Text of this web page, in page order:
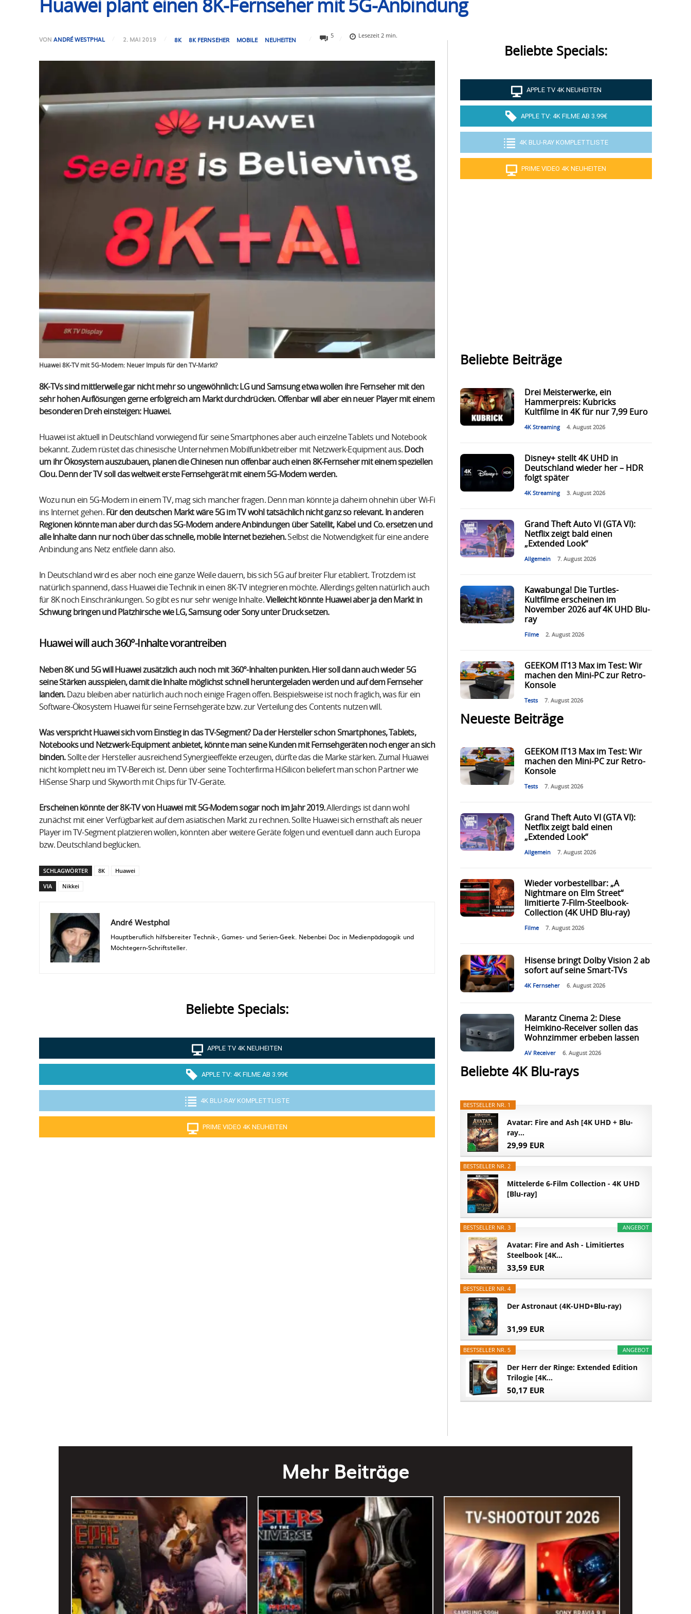
Huawei plant einen 8K-Fernseher mit 5G-Anbindung
VON ANDRÉ WESTPHAL 2. MAI 2019 8K 8K FERNSEHER MOBILE NEUHEITEN
5 Lesezeit2 min.
Huawei 8K-TV mit 5G-Modem: Neuer Impuls für den TV-Markt?
8K-TVs sind mittlerweile gar nicht mehr so ungewöhnlich: LG und Samsung etwa wollen ihre Fernseher mit den
sehr hohen Auflösungen gerne erfolgreich am Markt durchdrücken. Offenbar will aber ein neuer Player mit einem
besonderen Dreh einsteigen: Huawei.
Huawei ist aktuell in Deutschland vorwiegend für seine Smartphones aber auch einzelne Tablets und Notebook
bekannt. Zudem rüstet das chinesische Unternehmen Mobilfunkbetreiber mit Netzwerk-Equipment aus. Doch
um ihr Ökosystem auszubauen, planen die Chinesen nun offenbar auch einen 8K-Fernseher mit einem speziellen
Clou. Denn der TV soll das weltweit erste Fernsehgerät mit einem 5G-Modem werden.
Wozu nun ein 5G-Modem in einem TV, mag sich mancher fragen. Denn man könnte ja daheim ohnehin über Wi-Fi
ins Internet gehen. Für den deutschen Markt wäre 5G im TV wohl tatsächlich nicht ganz so relevant. In anderen
Regionen könnte man aber durch das 5G-Modem andere Anbindungen über Satellit, Kabel und Co. ersetzen und
alle Inhalte dann nur noch über das schnelle, mobile Internet beziehen.Selbst die Notwendigkeit für eine andere
Anbindung ans Netz entfiele dann also.
In Deutschland wird es aber noch eine ganze Weile dauern, bis sich 5G auf breiter Flur etabliert. Trotzdem ist
natürlich spannend, dass Huawei die Technik in einen 8K-TV integrieren möchte. Allerdings gelten natürlich auch
für 8K noch Einschränkungen. So gibt es nur sehr wenige Inhalte.Vielleicht könnte Huawei aber ja den Markt in
Schwung bringen und Platzhirsche wie LG, Samsung oder Sony unter Druck setzen.
Huawei will auch 360°-Inhalte vorantreiben
Neben 8K und 5G will Huawei zusätzlich auch noch mit 360°-Inhalten punkten. Hier soll dann auch wieder 5G
seine Stärken ausspielen, damit die Inhalte möglichst schnell heruntergeladen werden und auf dem Fernseher
landen.Dazu bleiben aber natürlich auch noch einige Fragen offen. Beispielsweise ist noch fraglich, was für ein
Software-Ökosystem Huawei für seine Fernsehgeräte bzw. zur Verteilung des Contents nutzen will.
Was verspricht Huawei sich vom Einstieg in das TV-Segment? Da der Hersteller schon Smartphones, Tablets,
Notebooks und Netzwerk-Equipment anbietet, könnte man seine Kunden mit Fernsehgeräten noch enger an sich
binden.Sollte der Hersteller ausreichend Synergieeffekte erzeugen, dürfte das die Marke stärken. Zumal Huawei
nicht komplett neu im TV-Bereich ist. Denn über seine Tochterfirma HiSilicon beliefert man schon Partner wie
HiSense Sharp und Skyworth mit Chips für TV-Geräte.
Erscheinen könnte der 8K-TV von Huawei mit 5G-Modem sogar noch im Jahr 2019.Allerdings ist dann wohl
zunächst mit einer Verfügbarkeit auf dem asiatischen Markt zu rechnen. Sollte Huawei sich ernsthaft als neuer
Player im TV-Segment platzieren wollen, könnten aber weitere Geräte folgen und eventuell dann auch Europa
bzw. Deutschland beglücken.
SCHLAGWÖRTER 8K
Huawei
VIA
Nikkei
André Westphal
Hauptberuflich hilfsbereiter Technik-, Games- und Serien-Geek. Nebenbei Doc in Medienpädagogik und
Möchtegern-Schriftsteller.
Beliebte Specials:
APPLE TV 4K NEUHEITEN
APPLE TV: 4K FILME AB 3.99€
4K BLU-RAY KOMPLETTLISTE
PRIME VIDEO 4K NEUHEITEN
Beliebte Specials:
APPLE TV 4K NEUHEITEN
APPLE TV: 4K FILME AB 3.99€
4K BLU-RAY KOMPLETTLISTE
PRIME VIDEO 4K NEUHEITEN
Beliebte Beiträge
Drei Meisterwerke, ein
Hammerpreis: Kubricks
Kultfilme in 4K für nur 7,99 Euro
4K Streaming 4. August 2026
Disney+ stellt 4K UHD in
Deutschland wieder her – HDR
folgt später
4K Streaming 3. August 2026
Grand Theft Auto VI (GTA VI):
Netflix zeigt bald einen
„Extended Look“
Allgemein 7. August 2026
Kawabunga! Die Turtles-
Kultfilme erscheinen im
November 2026 auf 4K UHD Blu-
ray
Filme 2. August 2026
GEEKOM IT13 Max im Test: Wir
machen den Mini-PC zur Retro-
Konsole
Tests 7. August 2026
Neueste Beiträge
GEEKOM IT13 Max im Test: Wir
machen den Mini-PC zur Retro-
Konsole
Tests 7. August 2026
Grand Theft Auto VI (GTA VI):
Netflix zeigt bald einen
„Extended Look“
Allgemein 7. August 2026
Wieder vorbestellbar: „A
Nightmare on Elm Street“
limitierte 7-Film-Steelbook-
Collection (4K UHD Blu-ray)
Filme 7. August 2026
Hisense bringt Dolby Vision 2 ab
sofort auf seine Smart-TVs
4K Fernseher 6. August 2026
Marantz Cinema 2: Diese
Heimkino-Receiver sollen das
Wohnzimmer erbeben lassen
AV Receiver 6. August 2026
Beliebte 4K Blu-rays
BESTSELLER NR. 1
Avatar: Fire and Ash [4K UHD + Blu-
ray...
29,99 EUR
BESTSELLER NR. 2
Mittelerde 6-Film Collection - 4K UHD
[Blu-ray]
ANGEBOT
BESTSELLER NR. 3
Avatar: Fire and Ash - Limitiertes
Steelbook [4K...
33,59 EUR
BESTSELLER NR. 4
Der Astronaut (4K-UHD+Blu-ray)
31,99 EUR
ANGEBOT
BESTSELLER NR. 5
Der Herr der Ringe: Extended Edition
Trilogie [4K...
50,17 EUR
Mehr Beiträge